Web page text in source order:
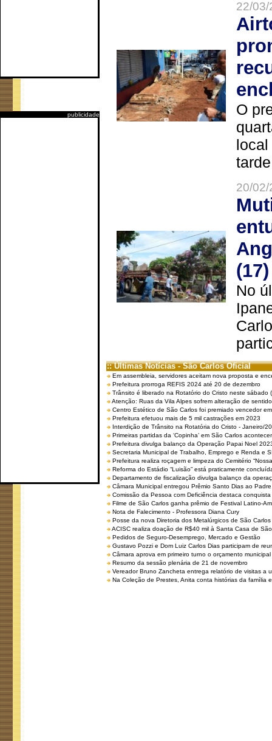
publicidade
22/
O
20/
(17)
No
:: Últimas Notícias - São Carlos Oficial
Em assembleia, servidores aceitam nova proposta e
Prefeitura prorroga REFIS 2024 até 20 de dezembro
Trânsito é liberado na Rotatório do Cristo neste sábado
Atenção: Ruas da Vila Alpes sofrem alteração de
Centro Estético de São Carlos foi premiado vencedor
Prefeitura efetuou mais de 5 mil castrações em 2023
Interdição de Trânsito na Rotatória do Cristo - Janeiro/
Primeiras partidas da ‘Copinha’ em São Carlos
Prefeitura divulga balanço da Operação Papai Noel
Secretaria Municipal de Trabalho, Emprego e Renda e
Prefeitura realiza roçagem e limpeza do Cemitério
Reforma do Estádio “Luisão” está praticamente
Departamento de fiscalização divulga balanço da
Câmara Municipal entregou Prêmio Santo Dias ao
Comissão da Pessoa com Deficiência destaca
Filme de São Carlos ganha prêmio de Festival Latino-
Nota de Falecimento - Professora Diana Cury
Posse da nova Diretoria dos Metalúrgicos de São
ACISC realiza doação de R$40 mil à Santa Casa de
Pedidos de Seguro-Desemprego, Mercado e Gestão
Gustavo Pozzi e Dom Luiz Carlos Dias participam de
Câmara aprova em primeiro turno o orçamento
Resumo da sessão plenária de 21 de novembro
Vereador Bruno Zancheta entrega relatório de visitas a
Na Coleção de Prestes, Anita conta histórias da família